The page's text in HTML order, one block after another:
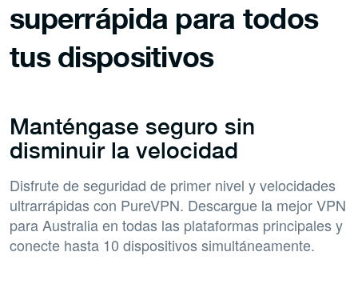
superrápida para todos
tus dispositivos
Manténgase seguro sin
disminuir la velocidad
Disfrute de seguridad de primer nivel y velocidades
ultrarrápidas con PureVPN. Descargue la mejor VPN
para Australia en todas las plataformas principales y
conecte hasta 10 dispositivos simultáneamente.